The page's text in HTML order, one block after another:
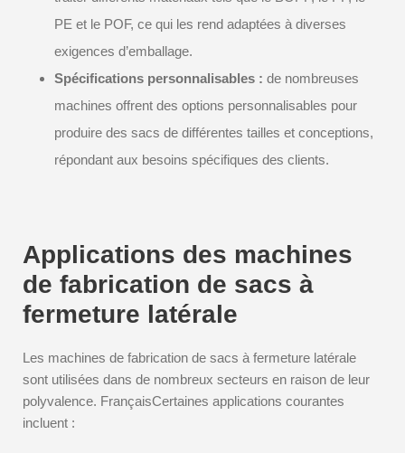
PE et le POF, ce qui les rend adaptées à diverses
exigences d’emballage.
Spécifications personnalisables : de nombreuses
machines offrent des options personnalisables pour
produire des sacs de différentes tailles et conceptions,
répondant aux besoins spécifiques des clients.
Applications des machines
de fabrication de sacs à
fermeture latérale
Les machines de fabrication de sacs à fermeture latérale
sont utilisées dans de nombreux secteurs en raison de leur
polyvalence. FrançaisCertaines applications courantes
incluent :